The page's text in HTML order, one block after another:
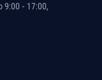
9:00 - 17:00,